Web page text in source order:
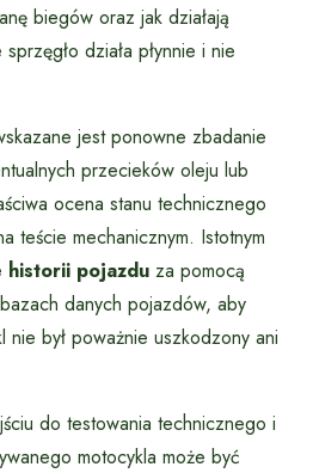
biegów oraz jak działają
działa płynnie i nie
jest ponowne zbadanie
przecieków oleju lub
ocena stanu technicznego
teście mechanicznym. Istotnym
historii pojazdu za pomocą
danych pojazdów, aby
był poważnie uszkodzony ani
do testowania technicznego i
motocykla może być